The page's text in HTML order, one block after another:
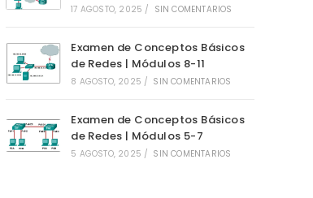
17 AGOSTO, 2025 / SIN COMENTARIOS
Examen de Conceptos Básicos
de Redes | Módulos 8-11
8 AGOSTO, 2025 / SIN COMENTARIOS
Examen de Conceptos Básicos
de Redes | Módulos 5-7
5 AGOSTO, 2025 / SIN COMENTARIOS